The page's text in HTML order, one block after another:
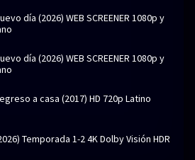
día (2026) WEB SCREENER 1080p y
día (2026) WEB SCREENER 1080p y
a casa (2017) HD 720p Latino
Temporada 1-2 4K Dolby Visión HDR